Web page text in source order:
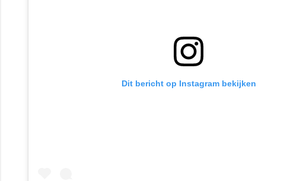
Dit bericht op Instagram bekijken